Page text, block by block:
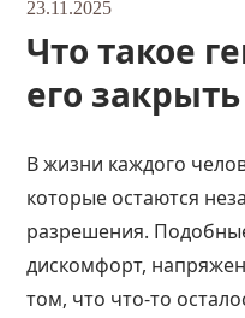
23.11.2025
Что такое
его закрыть
В жизни каждого
которые остаются
разрешения.
дискомфорт,
том, что что-то